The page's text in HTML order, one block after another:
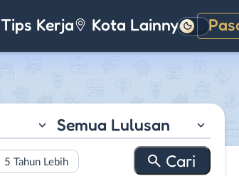
Tips Kerja Kota LainnyaGelap
Semua Lulusan
5 Tahun Lebih